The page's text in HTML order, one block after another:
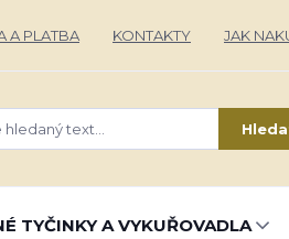
A PLATBA KONTAKTY JAK
TYČINKY A VYKUŘOVADLA